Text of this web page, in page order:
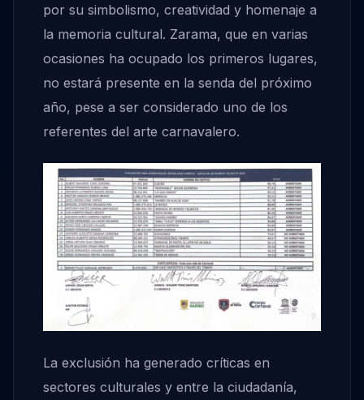
por su simbolismo, creatividad y homenaje a
la memoria cultural. Zarama, que en varias
ocasiones ha ocupado los primeros lugares,
no estará presente en la senda del próximo
año, pese a ser considerado uno de los
referentes del arte carnavalero.
La exclusión ha generado críticas en
sectores culturales y entre la ciudadanía,